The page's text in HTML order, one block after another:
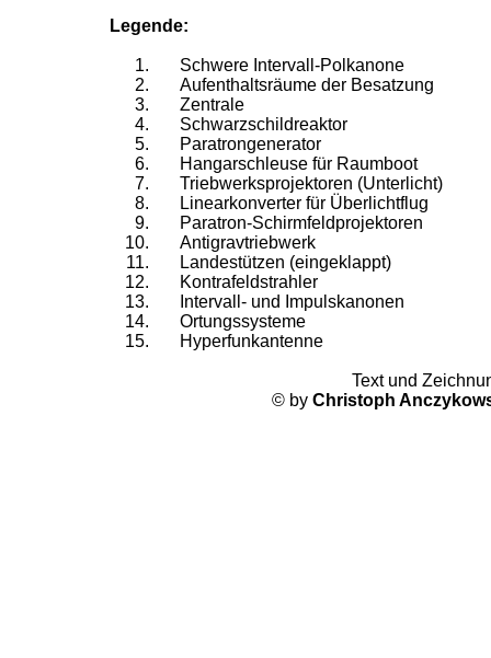
Legende:
Schwere Intervall-Polkanone
Aufenthaltsräume der Besatzung
Zentrale
Schwarzschildreaktor
Paratrongenerator
Hangarschleuse für Raumboot
Triebwerksprojektoren (Unterlicht)
Linearkonverter für Überlichtflug
Paratron-Schirmfeldprojektoren
Antigravtriebwerk
Landestützen (eingeklappt)
Kontrafeldstrahler
Intervall- und Impulskanonen
Ortungssysteme
Hyperfunkantenne
Text und
© by Christoph